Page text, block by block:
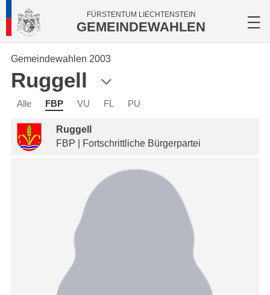
FÜRSTENTUM LIECHTENSTEIN
GEMEINDEWAHLEN
Gemeindewahlen 2003
Ruggell
Alle FBP VU FL PU
Ruggell
FBP | Fortschrittliche Bürgerpartei